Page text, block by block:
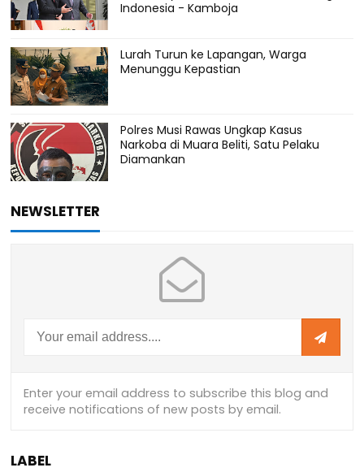
Indonesia - Kamboja
Lurah Turun ke Lapangan, Warga
Menunggu Kepastian
Polres Musi Rawas Ungkap Kasus
Narkoba di Muara Beliti, Satu Pelaku
Diamankan
NEWSLETTER
LABEL